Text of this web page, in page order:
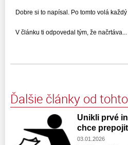
Dobre si to napísal. Po tomto volá každý
V článku ti odpovedal tým, že načrtáva...
Ďalšie články od
Unikli prvé
chce
03.01.2026